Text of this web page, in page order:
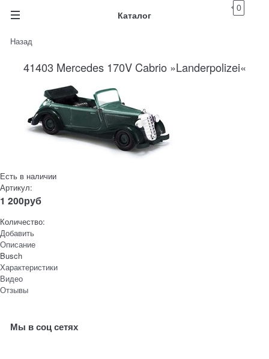
Каталог
0
Назад
41403 Mercedes 170V Cabrio »Landerpolizei«
Есть в наличии
Артикул:
1 200руб
Количество:
Добавить
Описание
Busch
Характеристики
Видео
Отзывы
Мы в соц сетях